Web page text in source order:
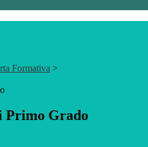
Formativa >
Primo Grado